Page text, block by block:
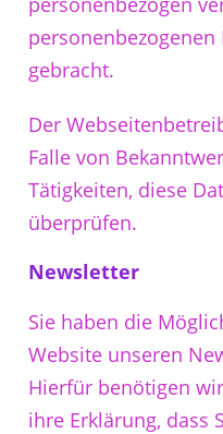
gebracht.
Der
Falle von
Tätigkeiten, diese
überprüfen.
Newsletter
Sie haben die
Website unseren
Hierfür benötigen
ihre Erklärung, dass